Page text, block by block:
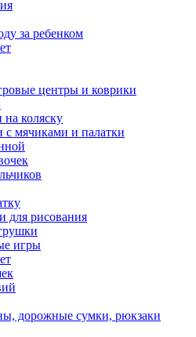
за ребенком
центры и коврики
на коляску
с мячиками и палатки
для рисования
игры
дорожные сумки, рюкзаки